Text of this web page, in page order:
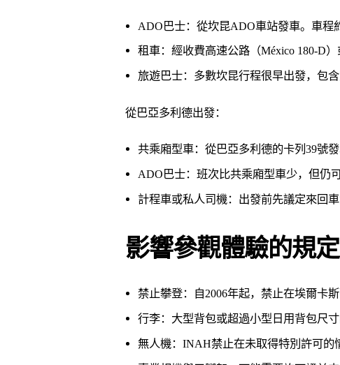
ADO巴士：從坎昆ADO車站發車。車程
租車：經收費高速公路（México 180-D
旅遊巴士：多數坎昆行程很早出發，包
從巴亞多利德出發：
共乘廂型車：從巴亞多利德的卡列39號
ADO巴士：班次比共乘廂型車少，但仍可
計程車或私人司機：出發前先議定來回車
影響參觀體驗的規定
禁止攀登：自2006年起，禁止在埃爾卡
行李：大型背包或超過小型日用背包尺
無人機：INAH禁止在未取得特別許可的